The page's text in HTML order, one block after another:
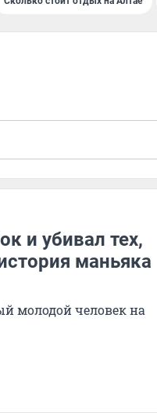
и убивал тех,
маньяка
молодой человек на